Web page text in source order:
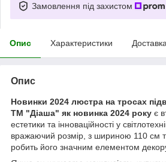
Замовлення під захистом
Опис Характеристики Доставка
Опис
Новинки 2024 люстра на тросах
ТМ "Діаша" як новинка 2024 року є
естетики та інноваційності у
вражаючий розмір, з шириною 110 см
робить його значним елементом